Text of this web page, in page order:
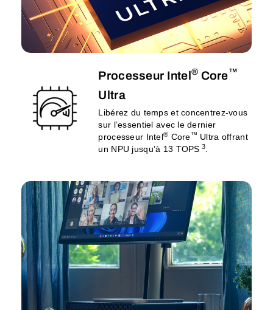
Processeur Intel® Core™
Ultra
Libérez du temps et concentrez-vous
sur l’essentiel avec le dernier
processeur Intel® Core™ Ultra offrant
un NPU jusqu’à 13 TOPS 3.